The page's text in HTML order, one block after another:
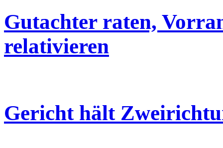
Gutachter raten,
relativieren
Gericht hält